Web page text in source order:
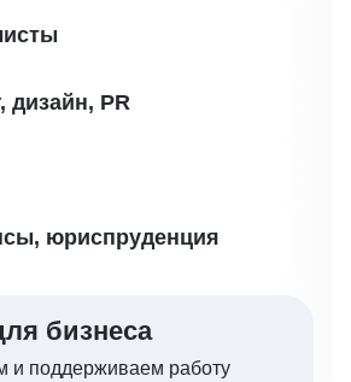
дизайн, PR
юриспруденция
бизнеса
и поддерживаем работу